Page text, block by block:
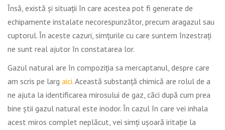
Însă, există și situații în care acestea pot fi generate de
echipamente instalate necorespunzător, precum aragazul sau
cuptorul. În aceste cazuri, simțurile cu care suntem înzestrați
ne sunt real ajutor în constatarea lor.
Gazul natural are în compoziția sa mercaptanul, despre care
am scris pe larg aici.Această substanță chimică are rolul de a
ne ajuta la identificarea mirosului de gaz, căci după cum prea
bine știi gazul natural este inodor. În cazul în care vei inhala
acest miros complet neplăcut, vei simți ușoară iritație la